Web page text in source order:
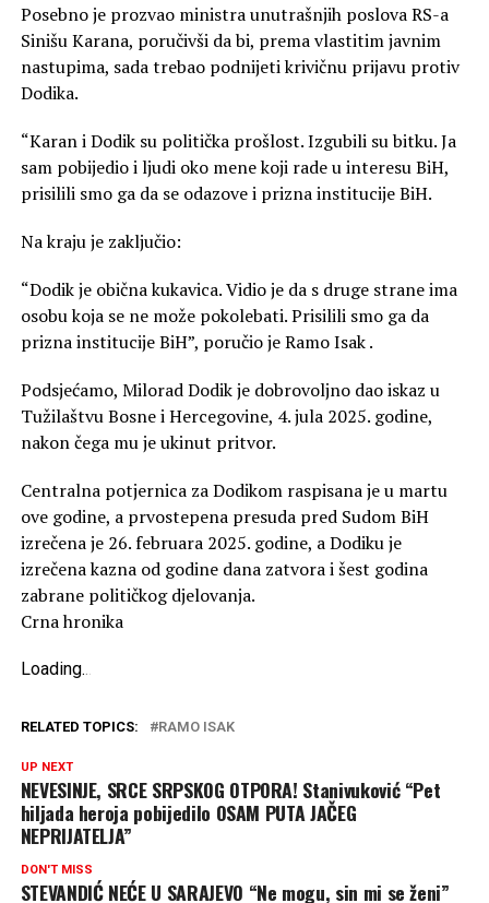
Posebno je prozvao ministra unutrašnjih poslova RS-a
Sinišu Karana, poručivši da bi, prema vlastitim javnim
nastupima, sada trebao podnijeti krivičnu prijavu protiv
Dodika.
“Karan i Dodik su politička prošlost. Izgubili su bitku. Ja
sam pobijedio i ljudi oko mene koji rade u interesu BiH,
prisilili smo ga da se odazove i prizna institucije BiH.
Na kraju je zaključio:
“Dodik je obična kukavica. Vidio je da s druge strane ima
osobu koja se ne može pokolebati. Prisilili smo ga da
prizna institucije BiH”, poručio je Ramo Isak .
Podsjećamo, Milorad Dodik je dobrovoljno dao iskaz u
Tužilaštvu Bosne i Hercegovine, 4. jula 2025. godine,
nakon čega mu je ukinut pritvor.
Centralna potjernica za Dodikom raspisana je u martu
ove godine, a prvostepena presuda pred Sudom BiH
izrečena je 26. februara 2025. godine, a Dodiku je
izrečena kazna od godine dana zatvora i šest godina
zabrane političkog djelovanja.
Crna hronika
Loading.
RELATED TOPICS: RAMO ISAK
UP NEXT
NEVESINJE, SRCE SRPSKOG OTPORA! Stanivuković “Pet
hiljada heroja pobijedilo OSAM PUTA JAČEG
NEPRIJATELJA”
DON'T MISS
STEVANDIĆ NEĆE U SARAJEVO “Ne mogu, sin mi se ženi”